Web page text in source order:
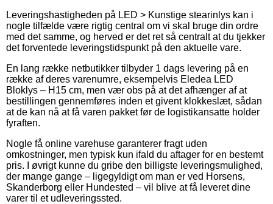
Leveringshastigheden på LED > Kunstige stearinlys kan i
nogle tilfælde være rigtig central om vi skal bruge din ordre
med det samme, og herved er det ret så centralt at du tjekker
det forventede leveringstidspunkt på den aktuelle vare.
En lang række netbutikker tilbyder 1 dags levering på en
række af deres varenumre, eksempelvis Eledea LED
Bloklys – H15 cm, men vær obs på at det afhænger af at
bestillingen gennemføres inden et givent klokkeslæt, sådan
at de kan nå at få varen pakket før de logistikansatte holder
fyraften.
Nogle få online varehuse garanterer fragt uden
omkostninger, men typisk kun ifald du aftager for en bestemt
pris. I øvrigt kunne du gribe den billigste leveringsmulighed,
der mange gange – ligegyldigt om man er ved Horsens,
Skanderborg eller Hundested – vil blive at få leveret dine
varer til et udleveringssted.